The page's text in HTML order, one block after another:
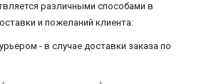
различными способами в
и пожеланий клиента:
- в случае доставки заказа по